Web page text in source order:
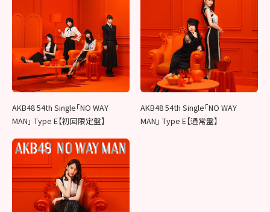
AKB48 54th Single「NO WAY
MAN」 Type E【初回限定盤】
AKB48 54th Single「NO WAY
MAN」 Type E【通常盤】